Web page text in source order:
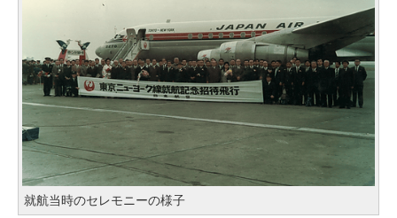
就航当時のセレモニーの様子